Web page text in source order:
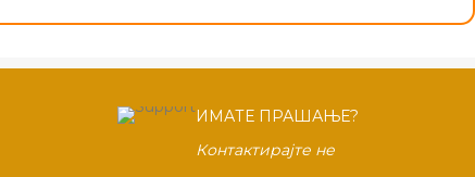
ИМАТЕ ПРАШАЊЕ?
Контактирајте не